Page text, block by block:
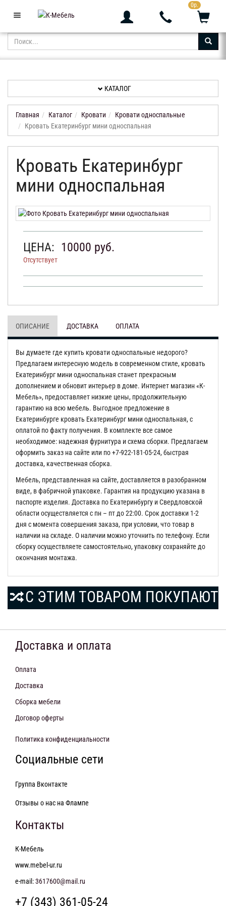
0р.
Звоните с 9:00 до 23:00 +7 (343) 361-05-24
КАТАЛОГ
АКЦИИ
НОВИНКИ
ОТЗЫВЫ
КАТАЛОГ
Главная Каталог Кровати
Кровати односпальные
Кровать Екатеринбург мини односпальная
Кровать Екатеринбург
мини односпальная
ЦЕНА: 10000 руб.
Отсутствует
ОПИСАНИЕ ДОСТАВКА ОПЛАТА
Вы думаете где купить кровати односпальные недорого?
Предлагаем интересную модель в современном стиле, кровать
Екатеринбург мини односпальная станет прекрасным
дополнением и обновит интерьер в доме. Интернет магазин «К-
Мебель», предоставляет низкие цены, продолжительную
гарантию на всю мебель. Выгодное предложение в
Екатеринбурге кровать Екатеринбург мини односпальная, с
оплатой по факту получения. В комплекте все самое
необходимое: надежная фурнитура и схема сборки. Предлагаем
оформить заказ на сайте или по +7-922-181-05-24, быстрая
доставка, качественная сборка.
Мебель, представленная на сайте, доставляется в разобранном
виде, в фабричной упаковке. Гарантия на продукцию указана в
паспорте изделия. Доставка по Екатеринбургу и Свердловской
области осуществляется с пн – пт до 22:00. Срок доставки 1-2
дня с момента совершения заказа, при условии, что товар в
наличии на складе. О наличии можно уточнить по телефону. Если
сборку осуществляете самостоятельно, упаковку сохраняйте до
окончания монтажа.
С ЭТИМ ТОВАРОМ ПОКУПАЮТ
Доставка и оплата
Оплата
Доставка
Сборка мебели
Договор оферты
Политика конфиденциальности
Социальные сети
Группа Вконтакте
Отзывы о нас на Флампе
Контакты
К-Мебель
www.mebel-ur.ru
e-mail:3617600@mail.ru
+7 (343) 361-05-24